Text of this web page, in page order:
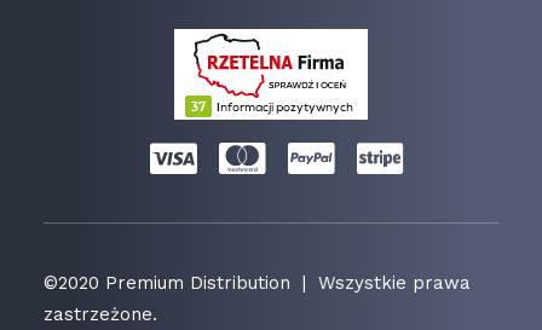
©2020 Premium Distribution | Wszystkie prawa
zastrzeżone.